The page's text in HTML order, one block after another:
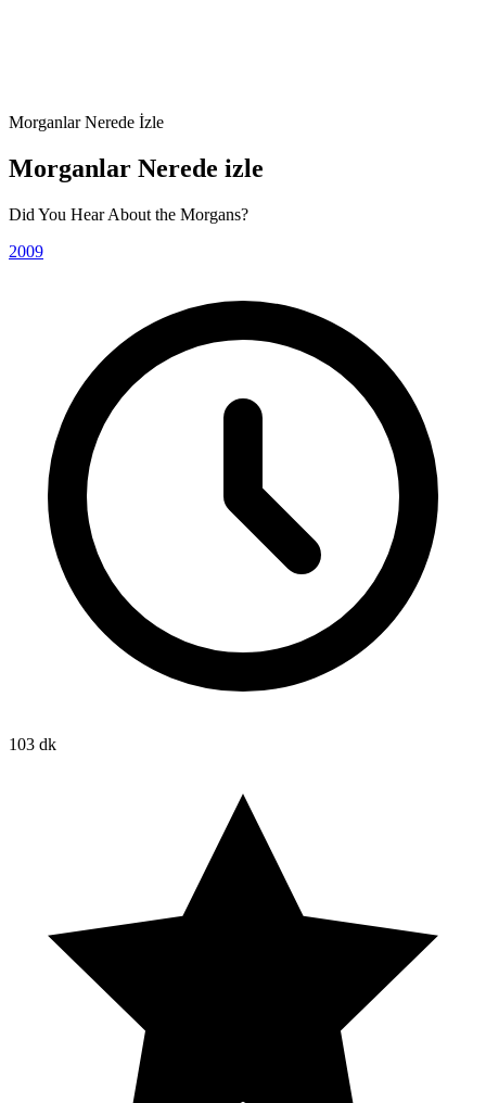
Morganlar Nerede İzle
Morganlar Nerede izle
Did You Hear About the Morgans?
2009
103 dk